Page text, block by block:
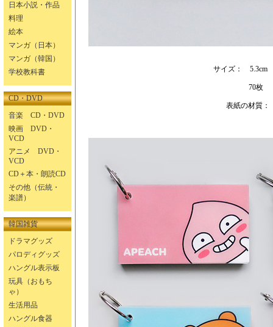
日本小説・作品
料理
絵本
マンガ（日本）
マンガ（韓国）
学校教科書
CD・DVD
音楽 CD・DVD
映画 DVD・
VCD
アニメ DVD・
VCD
CD＋本・朗読CD
その他（伝統・
楽譜）
韓国雑貨
ドラマグッズ
パロディグッズ
ハングル表示板
玩具（おもち
ゃ）
生活用品
ハングル食器
サイズ：
70枚
表紙の材質